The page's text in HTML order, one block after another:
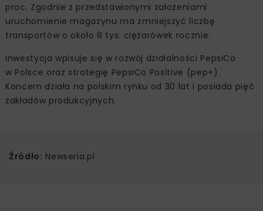
proc. Zgodnie z przedstawionymi założeniami
uruchomienie magazynu ma zmniejszyć liczbę
transportów o około 8 tys. ciężarówek rocznie.
Inwestycja wpisuje się w rozwój działalności PepsiCo
w Polsce oraz strategię PepsiCo Positive (pep+).
Koncern działa na polskim rynku od 30 lat i posiada pięć
zakładów produkcyjnych.
Źródło: Newseria.pl